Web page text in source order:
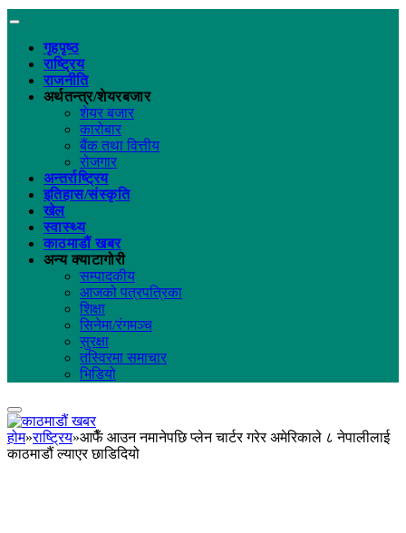
गृहपृष्ठ
राष्ट्रिय
राजनीति
अर्थतन्त्र/शेयरबजार
शेयर बजार
कारोबार
बैंक तथा वित्तीय
रोजगार
अन्तर्राष्ट्रिय
इतिहास/संस्कृति
खेल
स्वास्थ्य
काठमाडौं खबर
अन्य क्याटागोरी
सम्पादकीय
आजको पत्रपत्रिका
शिक्षा
सिनेमा/रंगमञ्च
सुरक्षा
तस्विरमा समाचार
भिडियो
होम»राष्ट्रिय»आफैँ आउन नमानेपछि प्लेन चार्टर गरेर अमेरिकाले ८ नेपालीलाई
काठमाडौं ल्याएर छाडिदियो